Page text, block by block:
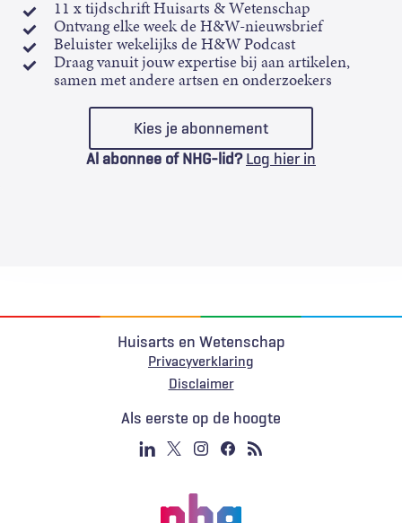
11 x tijdschrift Huisarts & Wetenschap
Ontvang elke week de H&W-nieuwsbrief
Beluister wekelijks de H&W Podcast
Draag vanuit jouw expertise bij aan artikelen,
samen met andere artsen en onderzoekers
Kies je abonnement
Al abonnee of NHG-lid? Log hier in
Huisarts en Wetenschap
Privacyverklaring
Voet
Disclaimer
Als eerste op de hoogte